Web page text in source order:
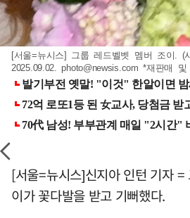
[서울=뉴시스] 그룹 레드벨벳 멤버 조이. (
2025.09.02.photo@newsis.com *재판매 및
[서울=뉴시스]신지아 인턴 기자
이가 꽃다발을 받고 기뻐했다.